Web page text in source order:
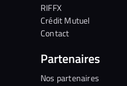
RIFFX
Crédit Mutuel
Contact
Partenaires
Nos partenaires